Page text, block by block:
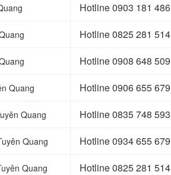
Hotline 0903 181 486
Hotline 0825 281 514
Hotline 0908 648 509
Quang Hotline 0906 655 679
Quang Hotline 0835 748 593
Quang Hotline 0934 655 679
Quang Hotline 0825 281 514